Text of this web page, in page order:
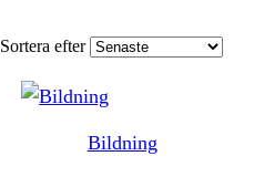
Sortera efter
Bildning